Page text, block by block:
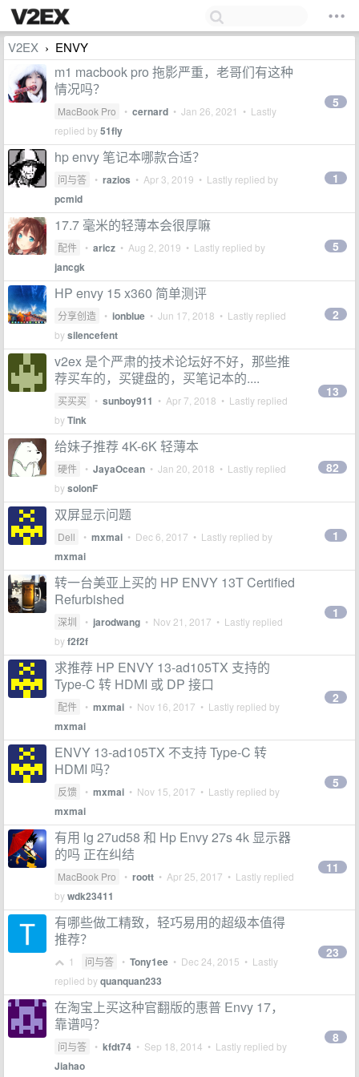
V2EX › ENVY
m1 macbook pro 拖影严重，老哥们有这种
情况吗？
MacBook Pro • cernard • Jan 26, 2021 • Lastly
replied by51fly
5
hp envy 笔记本哪款合适？
问与答 • razios • Apr 3, 2019 • Lastly replied by
pcmid
1
17.7 毫米的轻薄本会很厚嘛
配件 • aricz • Aug 2, 2019 • Lastly replied by
jancgk
5
HP envy 15 x360 简单测评
分享创造 • ionblue • Jun 17, 2018 • Lastly replied
bysilencefent
2
v2ex 是个严肃的技术论坛好不好，那些推
荐买车的，买键盘的，买笔记本的....
买买买 • sunboy911 • Apr 7, 2018 • Lastly replied
byTink
13
给妹子推荐 4K-6K 轻薄本
硬件 • JayaOcean • Jan 20, 2018 • Lastly replied
bysolonF
82
双屏显示问题
Dell • mxmai • Dec 6, 2017 • Lastly replied by
mxmai
1
转一台美亚上买的 HP ENVY 13T Certified
Refurbished
深圳 • jarodwang • Nov 21, 2017 • Lastly replied
byf2f2f
1
求推荐 HP ENVY 13-ad105TX 支持的
Type-C 转 HDMI 或 DP 接口
配件 • mxmai • Nov 16, 2017 • Lastly replied by
mxmai
2
ENVY 13-ad105TX 不支持 Type-C 转
HDMI 吗？
反馈 • mxmai • Nov 15, 2017 • Lastly replied by
mxmai
5
有用 lg 27ud58 和 Hp Envy 27s 4k 显示器
的吗 正在纠结
MacBook Pro • roott • Apr 25, 2017 • Lastly replied
bywdk23411
11
有哪些做工精致，轻巧易用的超级本值得
推荐？
1 问与答 • Tony1ee • Dec 24, 2015 • Lastly
replied byquanquan233
23
在淘宝上买这种官翻版的惠普 Envy 17，
靠谱吗？
问与答 • kfdt74 • Sep 18, 2014 • Lastly replied by
Jiahao
8